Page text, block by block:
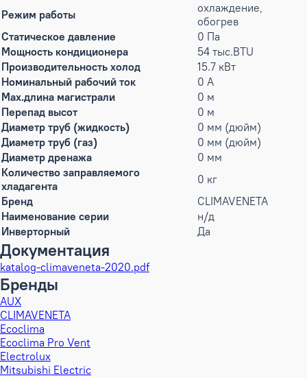
Режим работы
охлаждение,
обогрев
Статическое давление
0 Па
Мощность кондиционера
54 тыс.BTU
Производительность холод
15.7 кВт
Номинальный рабочий ток
0 А
Max.длина магистрали
0 м
Перепад высот
0 м
Диаметр труб (жидкость)
0 мм (дюйм)
Диаметр труб (газ)
0 мм (дюйм)
Диаметр дренажа
0 мм
Количество заправляемого
хладагента
0 кг
Бренд
CLIMAVENETA
Наименование серии
н/д
Инверторный
Да
Документация
katalog-climaveneta-2020.pdf
Бренды
AUX
CLIMAVENETA
Ecoclima
Ecoclima Pro Vent
Electrolux
Mitsubishi Electric